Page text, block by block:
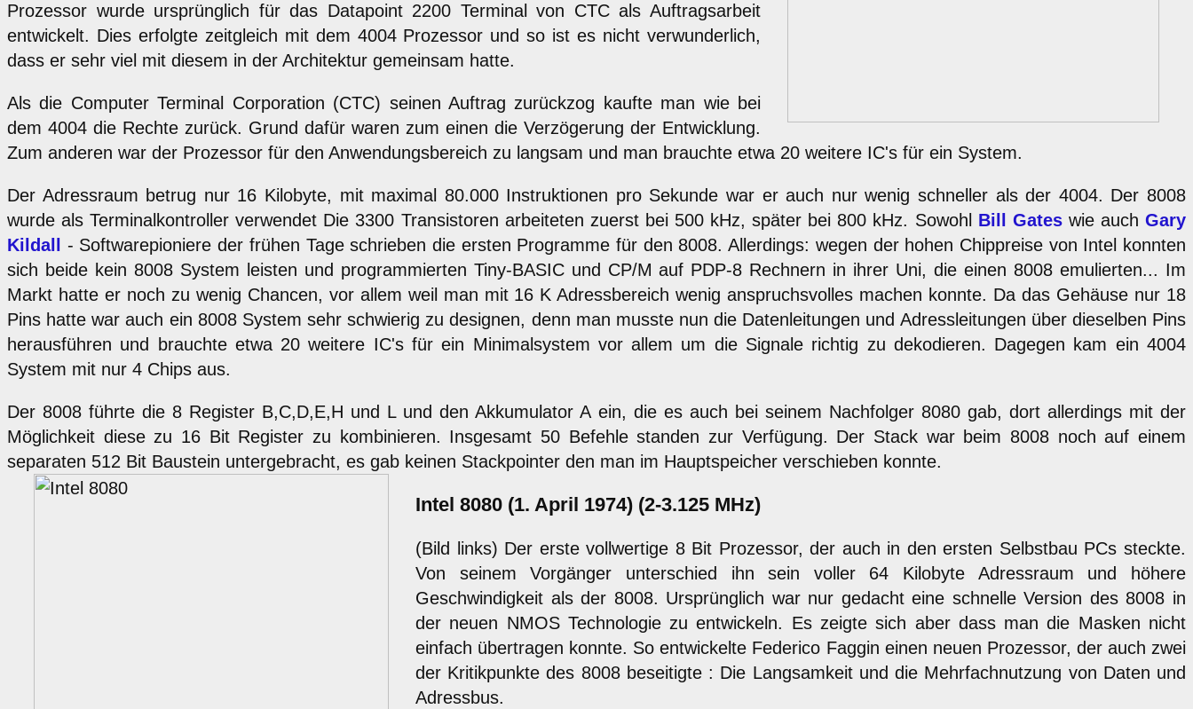
Prozessor wurde ursprünglich für das Datapoint 2200 Terminal von CTC als Auftragsarbeit
entwickelt. Dies erfolgte zeitgleich mit dem 4004 Prozessor und so ist es nicht verwunderlich,
dass er sehr viel mit diesem in der Architektur gemeinsam hatte.
Als die Computer Terminal Corporation (CTC) seinen Auftrag zurückzog kaufte man wie bei
dem 4004 die Rechte zurück. Grund dafür waren zum einen die Verzögerung der Entwicklung.
Zum anderen war der Prozessor für den Anwendungsbereich zu langsam und man brauchte etwa 20 weitere IC's für ein System.
Der Adressraum betrug nur 16 Kilobyte, mit maximal 80.000 Instruktionen pro Sekunde war er auch nur wenig schneller als der 4004. Der 8008
wurde als Terminalkontroller verwendet Die 3300 Transistoren arbeiteten zuerst bei 500 kHz, später bei 800 kHz. Sowohl Bill Gateswie auchGary
Kildall
- Softwarepioniere der frühen Tage schrieben die ersten Programme für den 8008. Allerdings: wegen der hohen Chippreise von Intel konnten
sich beide kein 8008 System leisten und programmierten Tiny-BASIC und CP/M auf PDP-8 Rechnern in ihrer Uni, die einen 8008 emulierten... Im
Markt hatte er noch zu wenig Chancen, vor allem weil man mit 16 K Adressbereich wenig anspruchsvolles machen konnte. Da das Gehäuse nur 18
Pins hatte war auch ein 8008 System sehr schwierig zu designen, denn man musste nun die Datenleitungen und Adressleitungen über dieselben Pins
herausführen und brauchte etwa 20 weitere IC's für ein Minimalsystem vor allem um die Signale richtig zu dekodieren. Dagegen kam ein 4004
System mit nur 4 Chips aus.
Der 8008 führte die 8 Register B,C,D,E,H und L und den Akkumulator A ein, die es auch bei seinem Nachfolger 8080 gab, dort allerdings mit der
Möglichkeit diese zu 16 Bit Register zu kombinieren. Insgesamt 50 Befehle standen zur Verfügung. Der Stack war beim 8008 noch auf einem
separaten 512 Bit Baustein untergebracht, es gab keinen Stackpointer den man im Hauptspeicher verschieben konnte.
Intel 8080 (1. April 1974) (2-3.125 MHz)
(Bild links) Der erste vollwertige 8 Bit Prozessor, der auch in den ersten Selbstbau PCs steckte.
Von seinem Vorgänger unterschied ihn sein voller 64 Kilobyte Adressraum und höhere
Geschwindigkeit als der 8008. Ursprünglich war nur gedacht eine schnelle Version des 8008 in
der neuen NMOS Technologie zu entwickeln. Es zeigte sich aber dass man die Masken nicht
einfach übertragen konnte. So entwickelte Federico Faggin einen neuen Prozessor, der auch zwei
der Kritikpunkte des 8008 beseitigte : Die Langsamkeit und die Mehrfachnutzung von Daten und
Adressbus.